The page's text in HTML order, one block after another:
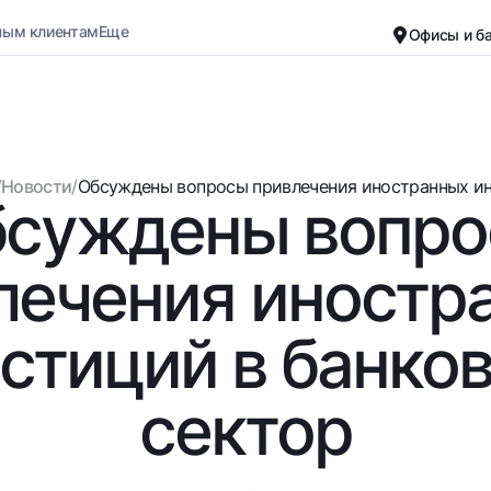
Вклады
Для всех
До востребования
Евро
Возможно все
До востребования USD
Карты
Бесплатные
Премиальные
UzCard/HUMO
Visa
клиентамЕще Офисы и
Черно-белая версия
Включить озвучивание
Новости/Обсуждены вопросы привлечения иностранных
в
сектор